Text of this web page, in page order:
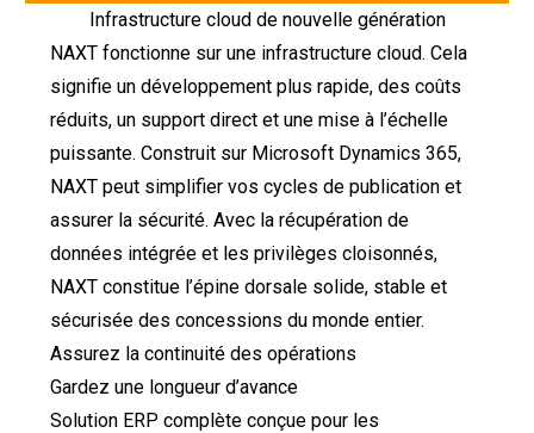
Infrastructure cloud de nouvelle génération
NAXT fonctionne sur une infrastructure cloud. Cela
signifie un développement plus rapide, des coûts
réduits, un support direct et une mise à l’échelle
puissante. Construit sur Microsoft Dynamics 365,
NAXT peut simplifier vos cycles de publication et
assurer la sécurité. Avec la récupération de
données intégrée et les privilèges cloisonnés,
NAXT constitue l’épine dorsale solide, stable et
sécurisée des concessions du monde entier.
Assurez la continuité des opérations
Gardez une longueur d’avance
Solution ERP complète conçue pour les